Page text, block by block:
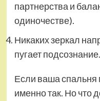
партнерства и
одиночестве).
Никаких зеркал
пугает подсознание.
Если ваша спальня
именно так. Но что